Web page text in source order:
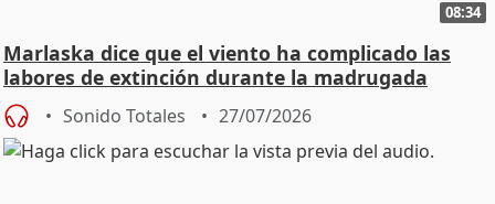
08:34
Marlaska dice que el viento ha complicado las
labores de extinción durante la madrugada
Sonido Totales 27/07/2026